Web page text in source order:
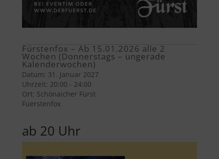
Fürstenfox – Ab 15.01.2026 alle 2
Wochen (Donnerstags – ungerade
Kalenderwochen)
Datum: 31. Januar 2027
Uhrzeit: 20:00 - 24:00
Ort: Schönaicher Fürst
Fuerstenfox
ab 20 Uhr